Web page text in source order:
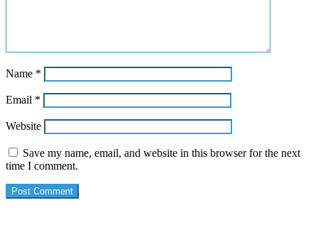
Name *
Email *
Website
Save my name, email, and website in this browser for the next
time I comment.